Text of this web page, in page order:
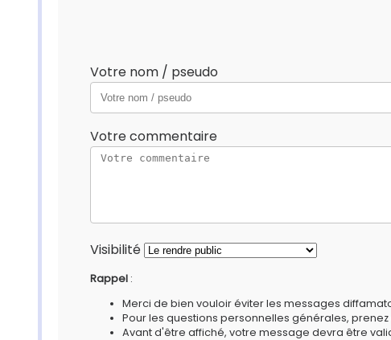
Votre nom / pseudo
Votre commentaire
Visibilité
Rappel :
Merci de bien vouloir éviter les messages
Pour les questions personnelles générales,
Avant d'être affiché, votre message devra être